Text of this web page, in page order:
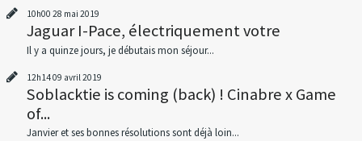
10h00 28 mai 2019
Jaguar I-Pace, électriquement votre
Il y a quinze jours, je débutais mon séjour...
12h1409 avril 2019
Soblacktie is coming (back) ! Cinabre x Game
of...
Janvier et ses bonnes résolutions sont déjà loin...